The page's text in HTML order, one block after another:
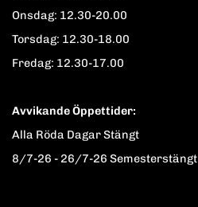
Onsdag: 12.30-20.00
Torsdag: 12.30-18.00
Fredag: 12.30-17.00
Avvikande Öppettider:
Alla Röda Dagar Stängt
8/7-26 - 26/7-26 Semesterstängt